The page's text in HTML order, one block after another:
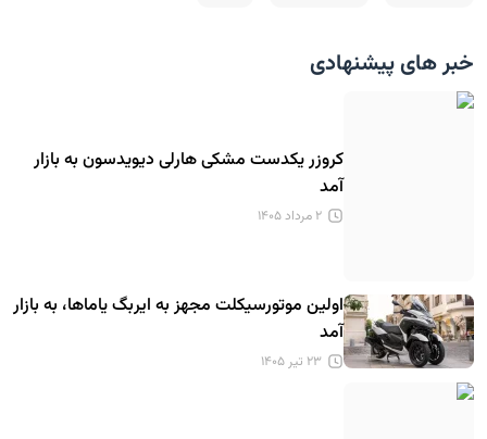
خبر های پیشنهادی
کروزر یکدست مشکی هارلی دیویدسون به بازار
آمد
۲ مرداد ۱۴۰۵
اولین موتورسیکلت مجهز به ایربگ یاماها، به بازار
آمد
۲۳ تیر ۱۴۰۵